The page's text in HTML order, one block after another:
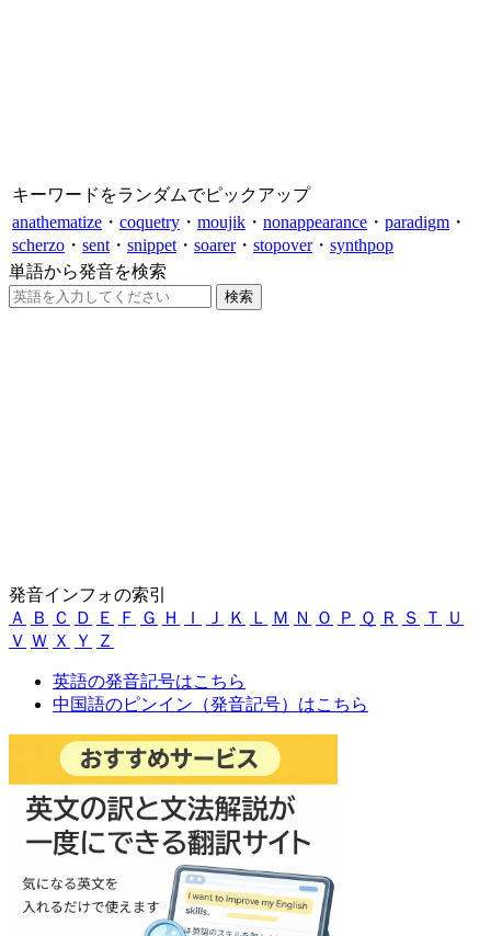
キーワードをランダムでピックアップ
anathematize ・ coquetry ・ moujik ・ nonappearance ・ paradigm ・
scherzo ・ sent ・ snippet ・ soarer・ stopover・ synthpop
単語から発音を検索
発音インフォの索引
Ａ
Ｂ Ｃ Ｄ Ｅ Ｆ Ｇ Ｈ Ｉ Ｊ Ｋ Ｌ Ｍ Ｎ Ｏ Ｐ Ｑ Ｒ Ｓ Ｔ
Ｕ
Ｖ Ｗ Ｘ Ｙ Ｚ
英語の発音記号はこちら
中国語のピンイン（発音記号）はこちら